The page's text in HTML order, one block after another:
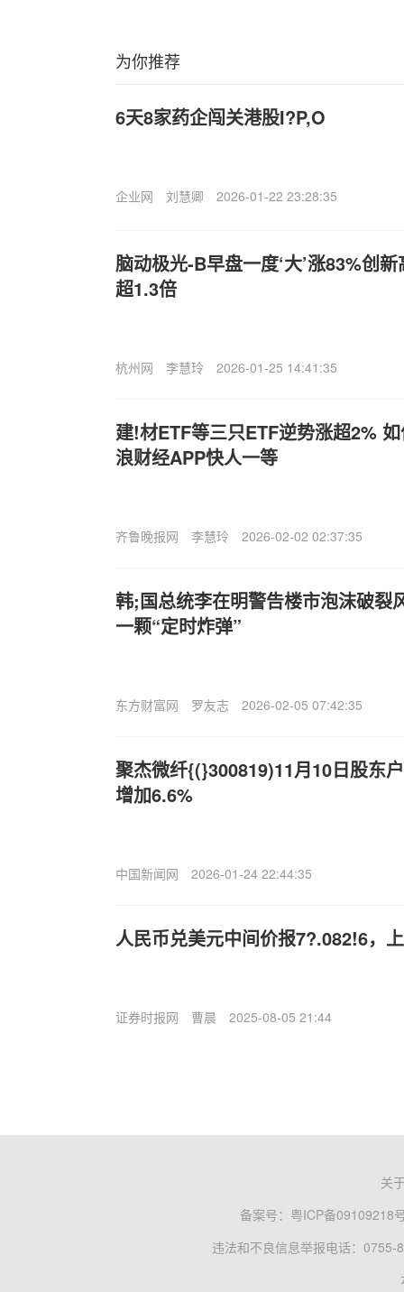
为你推荐
6天8家药企闯关港股I?P,O
企业网 刘慧卿 2026-01-22 23:28:35
脑动极光-B早盘一度‘大’涨83%创
超1.3倍
杭州网 李慧玲 2026-01-25 14:41:35
建!材ETF等三只ETF逆势涨超2%
浪财经APP快人一等
齐鲁晚报网 李慧玲 2026-02-02 02:37:35
韩;国总统李在明警告楼市泡沫破裂
一颗“定时炸弹”
东方财富网 罗友志 2026-02-05 07:42:35
聚杰微纤{(}300819)11月10日股东
增加6.6%
中国新闻网 2026-01-24 22:44:35
人民币兑美元中间价报7?.082!6，
证券时报网 曹晨 2025-08-05 21:44
关
备案号： 粤ICP备09109218
违法和不良信息举报电话：0755-